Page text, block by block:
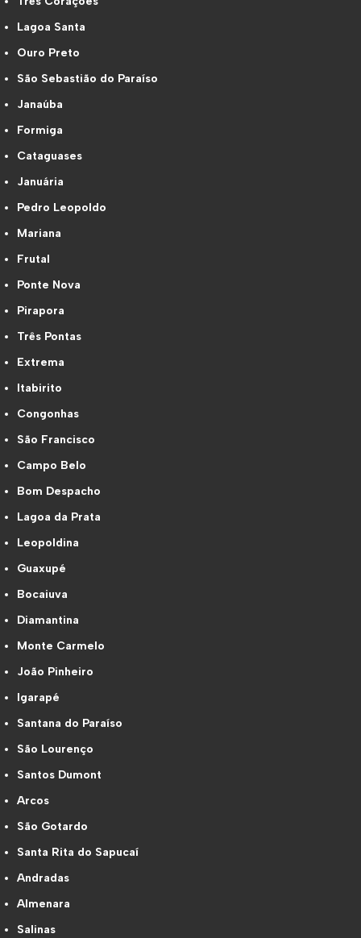
Lagoa Santa
Ouro Preto
São Sebastião do Paraíso
Janaúba
Formiga
Cataguases
Januária
Pedro Leopoldo
Mariana
Frutal
Ponte Nova
Pirapora
Três Pontas
Extrema
Itabirito
Congonhas
São Francisco
Campo Belo
Bom Despacho
Lagoa da Prata
Leopoldina
Guaxupé
Bocaiuva
Diamantina
Monte Carmelo
João Pinheiro
Igarapé
Santana do Paraíso
São Lourenço
Santos Dumont
Arcos
São Gotardo
Santa Rita do Sapucaí
Andradas
Almenara
Salinas